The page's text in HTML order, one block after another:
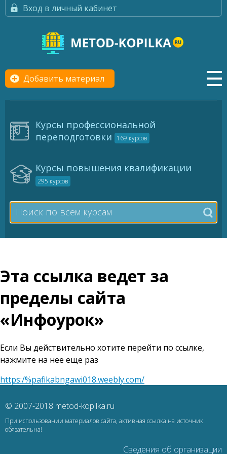
Вход в личный кабинет
Добавить материал
Курсы профессиональной
переподготовки
169 курсов
Курсы повышения квалификации
295 курсов
Эта ссылка ведет за
пределы сайта
«Инфоурок»
Если Вы действительно хотите перейти по ссылке,
нажмите на нее еще раз
https:/%pafikabngawi018.weebly.com/
© 2007-2018 metod-kopilka.ru
При использовании материалов сайта, активная ссылка на источник
обязательна!
Сведения об организации